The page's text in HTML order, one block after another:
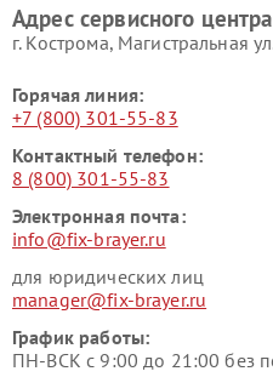
Адрес сервисного
г. Кострома, Магистральная
Горячая линия:
+7 (800) 301-55-83
Контактный телефон:
8 (800) 301-55-83
Электронная почта:
info@fix-brayer.ru
для юридических лиц
manager@fix-brayer.ru
График работы:
ПН-ВСК с 9:00 до 21:00 без